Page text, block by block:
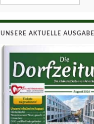
UNSERE AKTUELLE AUSGABE